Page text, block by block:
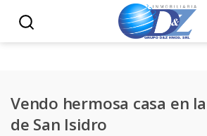
Vendo hermosa casa en
de San Isidro